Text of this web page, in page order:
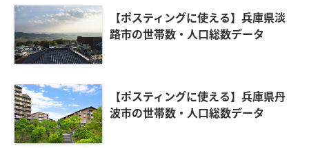
【ポスティングに使える】兵庫県淡
路市の世帯数・人口総数データ
【ポスティングに使える】兵庫県丹
波市の世帯数・人口総数データ